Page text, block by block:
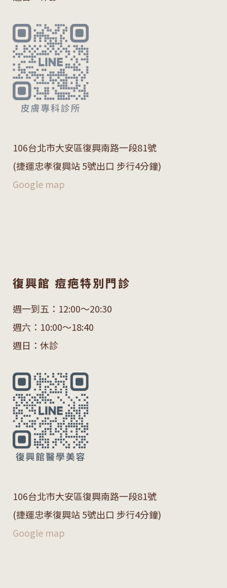
106台北市大安區復興南路一段81號
(捷運忠孝復興站 5號出口 步行4分鐘)
Google map
復興館 痘疤特別門診
週一到五：12:00～20:30
週六：10:00～18:40
週日：休診
106台北市大安區復興南路一段81號
(捷運忠孝復興站 5號出口 步行4分鐘)
Google map